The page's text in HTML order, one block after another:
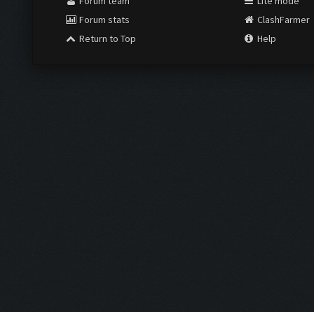
Forum stats
Return to Top
ClashFarmer
Help